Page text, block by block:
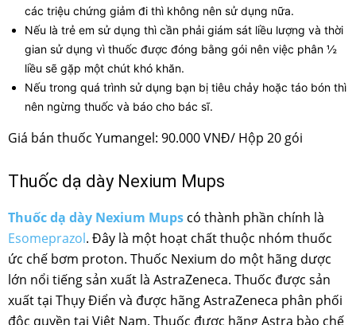
các triệu chứng giảm đi thì không nên sử dụng nữa.
Nếu là trẻ em sử dụng thì cần phải giám sát liều lượng và thời
gian sử dụng vì thuốc được đóng bằng gói nên việc phân ½
liều sẽ gặp một chút khó khăn.
Nếu trong quá trình sử dụng bạn bị tiêu chảy hoặc táo bón thì
nên ngừng thuốc và báo cho bác sĩ.
Giá bán thuốc Yumangel: 90.000 VNĐ/ Hộp 20 gói
Thuốc dạ dày Nexium Mups
Thuốc dạ dày Nexium Mups có thành phần chính là
Esomeprazol. Đây là một hoạt chất thuộc nhóm thuốc
ức chế bơm proton. Thuốc Nexium do một hãng dược
lớn nổi tiếng sản xuất là AstraZeneca. Thuốc được sản
xuất tại Thụy Điển và được hãng AstraZeneca phân phối
độc quyền tại Việt Nam. Thuốc được hãng Astra bào chế